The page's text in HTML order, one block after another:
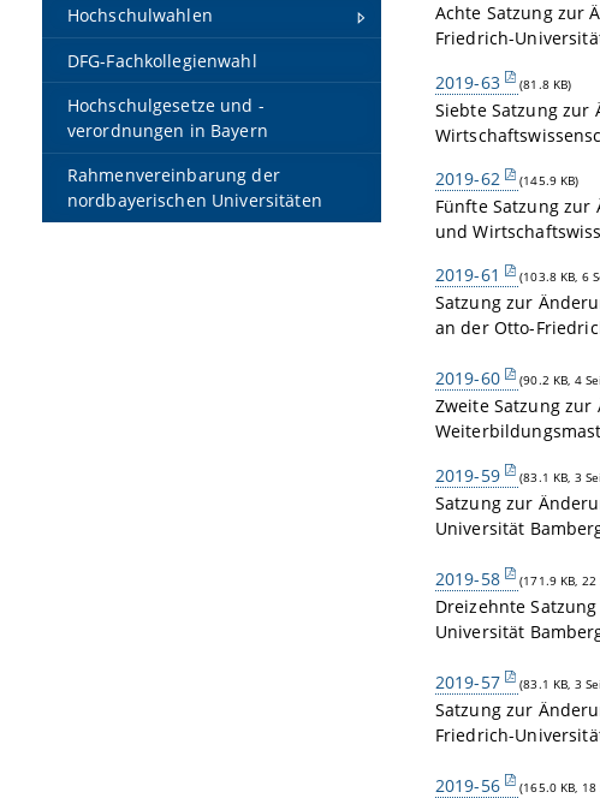
Hochschulwahlen
DFG-Fachkollegienwahl
Hochschulgesetze und -
verordnungen in Bayern
Rahmenvereinbarung der
nordbayerischen Universitäten
Achte Satzung zur
Friedrich-
2019-63
(81.8 KB)
Siebte Satzung
2019-62
(145.9 KB)
Fünfte Satzung
und
2019-61
(103.8 KB, 6
Satzung zur
an der Otto-
2019-60 (90.2 KB, 4
Zweite Satzung
2019-59
(83.1 KB, 3
Satzung zur
Universität
2019-58 (171.9 KB,
Dreizehnte
Universität
2019-57 (83.1 KB, 3
Satzung zur
Friedrich-
2019-56 (165.0 KB,